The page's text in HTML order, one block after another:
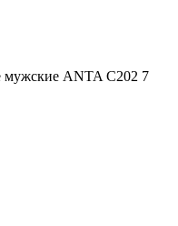
мужские ANTA C202 7